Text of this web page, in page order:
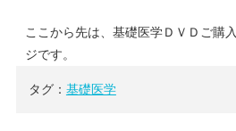
ここから先は、基礎医学ＤＶＤご購
ジです。
タグ： 基礎医学